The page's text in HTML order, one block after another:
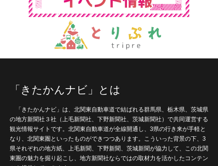
「きたかんナビ」とは
「きたかんナビ」は、北関東自動車道で結ばれる群馬県、栃木県、茨城県
の地方新聞社３社（上毛新聞社、下野新聞社、茨城新聞社）で共同運営する
観光情報サイトです。北関東自動車道が全線開通し、3県の行き来が手軽と
なり、北関東圏といったものができつつあります。こういった背景の下、3
県それぞれの地方紙、上毛新聞、下野新聞、茨城新聞が協力して、この北関
東圏の魅力を掘り起こし、地方新聞社ならではの取材力を活かしたコンテン